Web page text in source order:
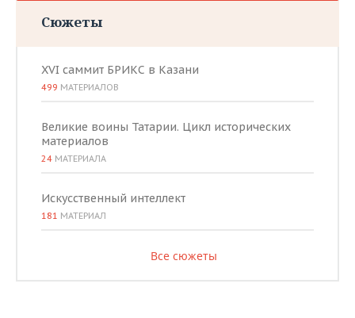
Сюжеты
XVI саммит БРИКС в Казани
499 МАТЕРИАЛОВ
Великие воины Татарии. Цикл исторических
материалов
24 МАТЕРИАЛА
Искусственный интеллект
181 МАТЕРИАЛ
Все сюжеты